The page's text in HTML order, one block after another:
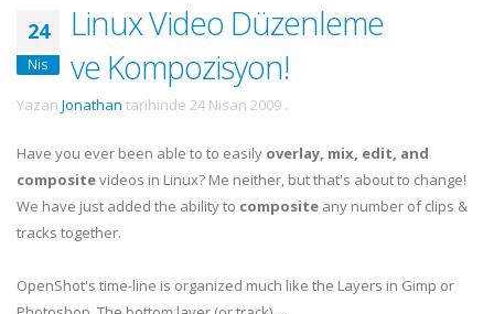
24
Nis
Linux Video Düzenleme
ve Kompozisyon!
Yazan Jonathan tarihinde 24 Nisan 2009 .
Have you ever been able to to easily overlay, mix, edit, and
compositevideos in Linux? Me neither, but that's about to change!
We have just added the ability to composite any number of clips &
tracks together.
OpenShot's time-line is organized much like the Layers in Gimp or